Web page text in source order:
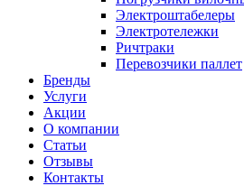
Электроштабелеры
Электротележки
Ричтраки
Перевозчики паллет
Бренды
Услуги
Акции
О компании
Статьи
Отзывы
Контакты